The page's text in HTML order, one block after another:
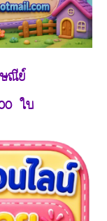
ณีย์
ใบ